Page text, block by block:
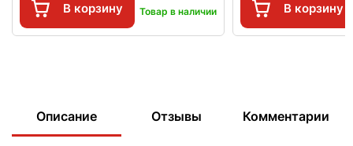
В корзину Товар в наличии В корзину
Описание Отзывы Комментарии